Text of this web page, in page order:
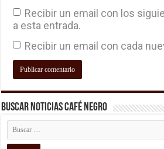
Recibir un email con los
a esta entrada.
Recibir un email con cada
Buscar Noticias Café Negro